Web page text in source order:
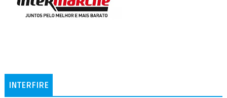
INTERFIRE